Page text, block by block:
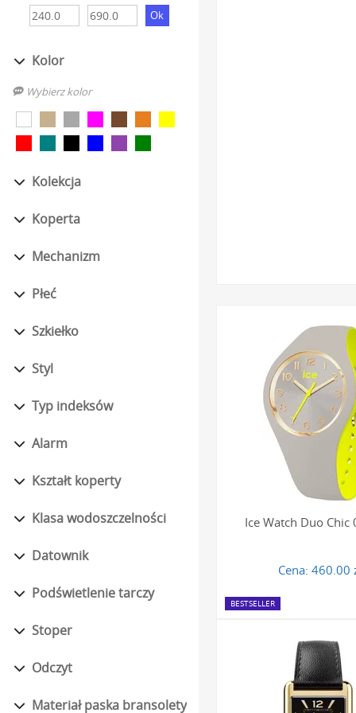
Kolor
Wybierz kolor
Kolekcja
Koperta
Mechanizm
Płeć
Szkiełko
Styl
Typ indeksów
Alarm
Kształt koperty
Klasa wodoszczelności
Datownik
Podświetlenie tarczy
Stoper
Odczyt
Materiał paska bransolety
na swobodne
Wybór damskiego
niezwykłym
kobiecego nadgarstka,
kobiet, dla których
Kolejnym argumentem
czerni, przez pastelowe
ulubionym dodatkiem,
Personalizacja i
skorzystanie z naszej
Zegarki damskie Ice
pozwala na tworzenie
eleganckim
Ice Watch Duo Chic
Cena: 460.00
BESTSELLER